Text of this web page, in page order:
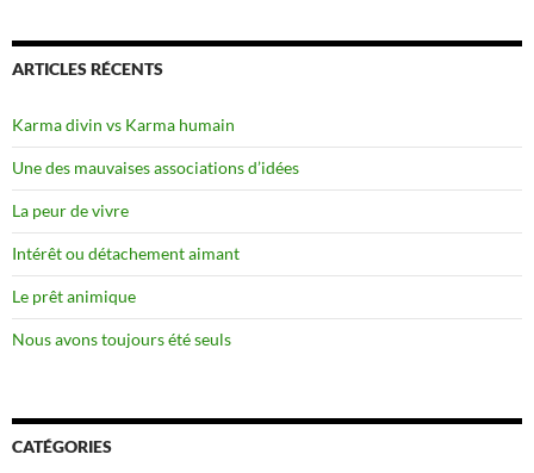
ARTICLES RÉCENTS
Karma divin vs Karma humain
Une des mauvaises associations d’idées
La peur de vivre
Intérêt ou détachement aimant
Le prêt animique
Nous avons toujours été seuls
CATÉGORIES